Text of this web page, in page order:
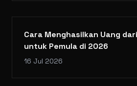
Cara Menghasilkan Uang
untuk Pemula di 2026
16 Jul 2026